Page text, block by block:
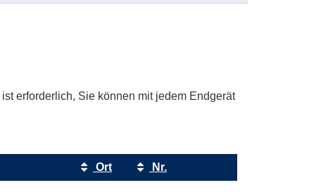
erforderlich, Sie können mit jedem Endgerät
Ort
Nr.
Kursstatus